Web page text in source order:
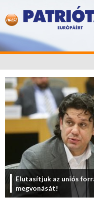
Elutasítjuk az uniós
megvonását!